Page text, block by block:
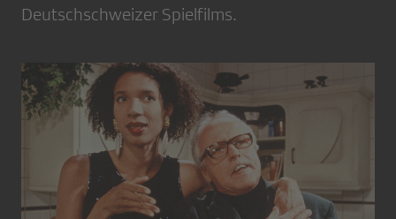
Deutschschweizer Spielfilms.